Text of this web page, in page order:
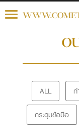
Toggle
ALL ก
กระดุมข้อมือ